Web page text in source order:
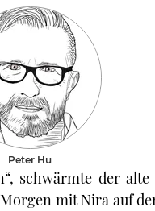
Peter Hu
schwärmte der
mit Nira auf